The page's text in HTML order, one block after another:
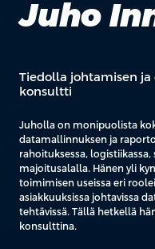
Juho
Tiedolla johtamisen
konsultti
Juholla on monipuolista
datamallinnuksen ja
rahoituksessa,
majoitusalalla. Hänen yli
toimimisen useissa eri
asiakkuuksissa johtavissa
tehtävissä. Tällä hetkellä
konsulttina.